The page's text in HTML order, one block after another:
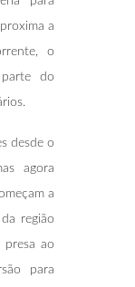
a
o
do
desde o
agora
a
região
presa ao
para